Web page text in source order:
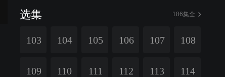
选集 186集全
103 104 105 106 107 108
109 110 111 112 113 114